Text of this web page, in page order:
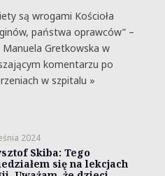
są wrogami Kościoła
państwa oprawców” –
Manuela Gretkowska w
komentarzu po
w szpitalu »
2024
Skiba: Tego
się na lekcjach